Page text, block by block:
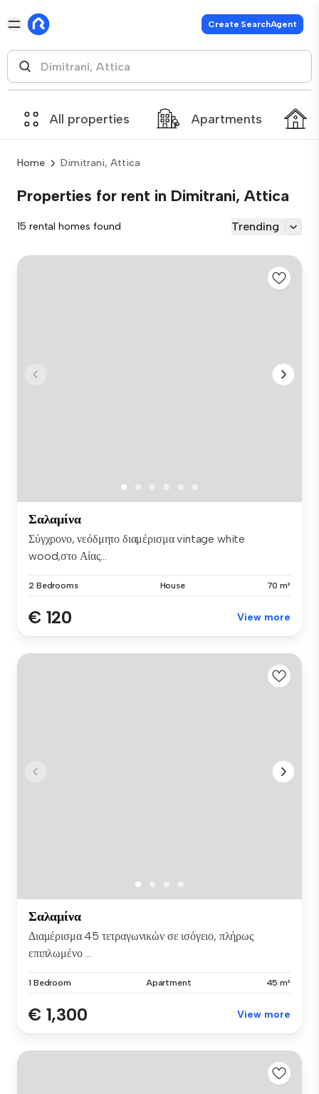
Create SearchAgent
All properties Apartments
Home Dimitrani, Attica
Properties for rent in Dimitrani, Attica
15 rental homes found Trending
Σαλαμίνα
Σύγχρονο, νεόδμητο διαμέρισμα vintage white
wood,στο Αίας...
2 Bedrooms House 70 m²
€ 120 View more
Σαλαμίνα
Διαμέρισμα 45 τετραγωνικών σε ισόγειο, πλήρως
επιπλωμένο ...
1 Bedroom Apartment 45 m²
€ 1,300 View more